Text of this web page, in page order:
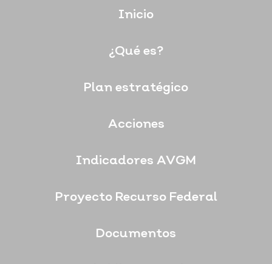
Inicio
¿Qué es?
Plan estratégico
Acciones
Indicadores AVGM
Proyecto Recurso Federal
Documentos